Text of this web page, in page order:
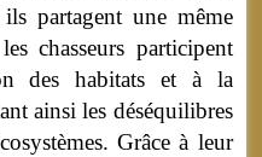
partagent une même
chasseurs participent
des habitats et à la
ainsi les déséquilibres
Grâce à leur